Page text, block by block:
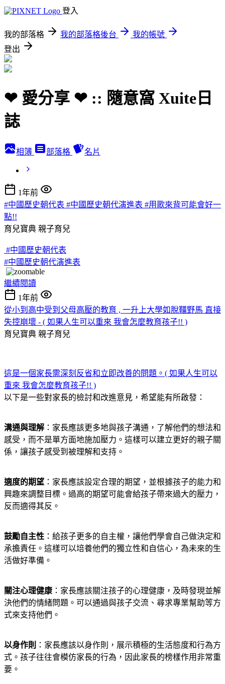
登入
我的部落格 我的部落格後台
我的帳號
登出
❤ 愛分享 ❤ :: 隨意窩 Xuite日
誌
相簿 部落格 名片
1年前
#中國歷史朝代表 #中國歷史朝代演進表 #用歌來背可能會好一
點!!
育兒寶典 親子育兒
#中國歷史朝代表
#中國歷史朝代演進表
繼續閱讀
1年前
從小到高中受到父母高壓的教育 , 一升上大學如脫韁野馬 直接
失控崩壞 - ( 如果人生可以重來 我會怎麼教育孩子!! )
育兒寶典 親子育兒
這是一個家長需深刻反省和立即改善的問題。( 如果人生可以
重來 我會怎麼教育孩子!! )
以下是一些對家長的檢討和改進意見，希望能有所啟發：
溝通與理解 ：家長應該更多地與孩子溝通，了解他們的想法和
感受，而不是單方面地施加壓力。這樣可以建立更好的親子關
係，讓孩子感受到被理解和支持。
適度的期望 ：家長應該設定合理的期望，並根據孩子的能力和
興趣來調整目標。過高的期望可能會給孩子帶來過大的壓力，
反而適得其反。
鼓勵自主性 ：給孩子更多的自主權，讓他們學會自己做決定和
承擔責任。這樣可以培養他們的獨立性和自信心，為未來的生
活做好準備。
關注心理健康 ：家長應該關注孩子的心理健康，及時發現並解
決他們的情緒問題。可以通過與孩子交流、尋求專業幫助等方
式來支持他們。
以身作則 ：家長應該以身作則，展示積極的生活態度和行為方
式。孩子往往會模仿家長的行為，因此家長的榜樣作用非常重
要。